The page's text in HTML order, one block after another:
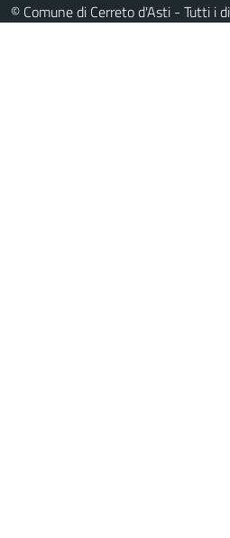
© Comune di Cerreto d'Asti - Tutti i